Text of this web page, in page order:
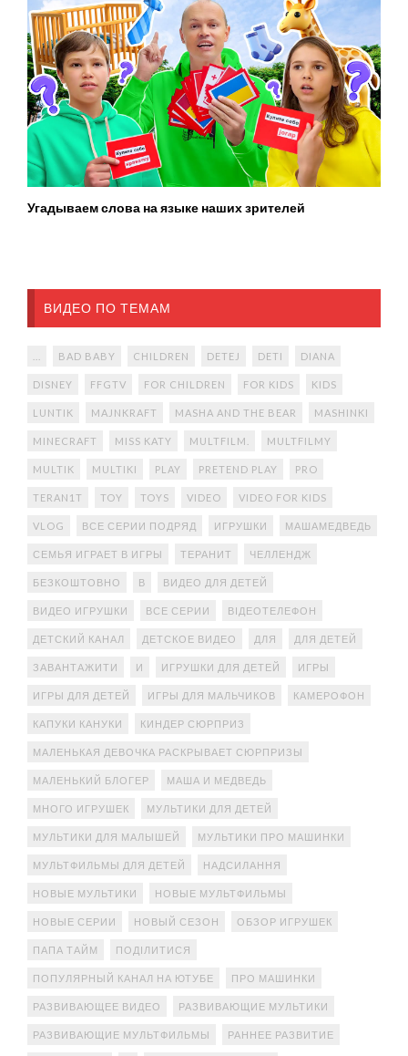
Угадываем слова на языке наших зрителей
ВИДЕО ПО ТЕМАМ
BAD BABY CHILDREN DETEJ DETI DIANA
DISNEY FFGTV FOR CHILDREN FOR KIDS KIDS
LUNTIK MAJNKRAFT MASHA AND THE BEAR MASHINKI
MINECRAFT MISS KATY MULTFILM. MULTFILMY
MULTIK MULTIKI PLAY PRETEND PLAY PRO
TERAN1T TOY TOYS VIDEO VIDEO FOR KIDS
VLOG ВСЕ СЕРИИ ПОДРЯД ИГРУШКИ МАШАМЕДВЕДЬ
СЕМЬЯ ИГРАЕТ В ИГРЫ ТЕРАНИТ ЧЕЛЛЕНДЖ
БЕЗКОШТОВНО В ВИДЕО ДЛЯ ДЕТЕЙ
ВИДЕО ИГРУШКИ ВСЕ СЕРИИ ВІДЕОТЕЛЕФОН
ДЕТСКИЙ КАНАЛ ДЕТСКОЕ ВИДЕО ДЛЯ ДЛЯ ДЕТЕЙ
ЗАВАНТАЖИТИ И ИГРУШКИ ДЛЯ ДЕТЕЙ ИГРЫ
ИГРЫ ДЛЯ ДЕТЕЙ ИГРЫ ДЛЯ МАЛЬЧИКОВ КАМЕРОФОН
КАПУКИ КАНУКИ КИНДЕР СЮРПРИЗ
МАЛЕНЬКАЯ ДЕВОЧКА РАСКРЫВАЕТ СЮРПРИЗЫ
МАЛЕНЬКИЙ БЛОГЕР МАША И МЕДВЕДЬ
МНОГО ИГРУШЕК МУЛЬТИКИ ДЛЯ ДЕТЕЙ
МУЛЬТИКИ ДЛЯ МАЛЫШЕЙ МУЛЬТИКИ ПРО МАШИНКИ
МУЛЬТФИЛЬМЫ ДЛЯ ДЕТЕЙ НАДСИЛАННЯ
НОВЫЕ МУЛЬТИКИ НОВЫЕ МУЛЬТФИЛЬМЫ
НОВЫЕ СЕРИИ НОВЫЙ СЕЗОН ОБЗОР ИГРУШЕК
ПАПА ТАЙМ ПОДІЛИТИСЯ
ПОПУЛЯРНЫЙ КАНАЛ НА ЮТУБЕ ПРО МАШИНКИ
РАЗВИВАЮЩЕЕ ВИДЕО РАЗВИВАЮЩИЕ МУЛЬТИКИ
РАЗВИВАЮЩИЕ МУЛЬТФИЛЬМЫ РАННЕЕ РАЗВИТИЕ